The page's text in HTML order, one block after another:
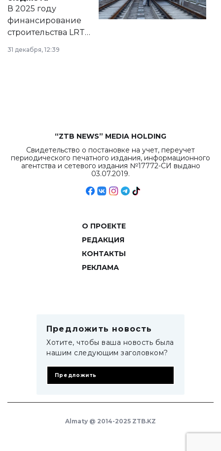
на сайте маслихат
города.
В 2025 году
финансирование
строительства LRT
в Астане из
республиканского
31 декабря, 12:39
“ZTB NEWS” MEDIA HOLDING
Свидетельство о постановке на учет, переучет
периодического печатного издания, информационного
агентства и сетевого издания №17772-СИ выдано
03.07.2019.
О ПРОЕКТЕ
РЕДАКЦИЯ
КОНТАКТЫ
РЕКЛАМА
Предложить новость
Хотите, чтобы ваша новость была
нашим следующим заголовком?
Предложить
Almaty @ 2014-2025 ZTB.KZ